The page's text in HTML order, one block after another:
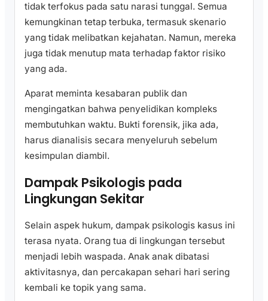
tidak terfokus pada satu narasi tunggal. Semua
kemungkinan tetap terbuka, termasuk skenario
yang tidak melibatkan kejahatan. Namun, mereka
juga tidak menutup mata terhadap faktor risiko
yang ada.
Aparat meminta kesabaran publik dan
mengingatkan bahwa penyelidikan kompleks
membutuhkan waktu. Bukti forensik, jika ada,
harus dianalisis secara menyeluruh sebelum
kesimpulan diambil.
Dampak Psikologis pada
Lingkungan Sekitar
Selain aspek hukum, dampak psikologis kasus ini
terasa nyata. Orang tua di lingkungan tersebut
menjadi lebih waspada. Anak anak dibatasi
aktivitasnya, dan percakapan sehari hari sering
kembali ke topik yang sama.